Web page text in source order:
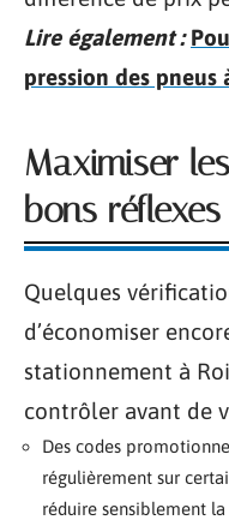
Lire également :
pression des pneus
Maximiser
bons réflexes
Quelques
d’économiser
stationnement à
contrôler avant de
Des codes
régulièrement sur
réduire sensiblement la